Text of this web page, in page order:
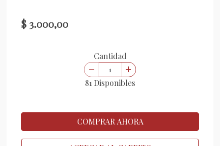
$ 3.000,00
Cantidad
81 Disponibles
COMPRAR AHORA